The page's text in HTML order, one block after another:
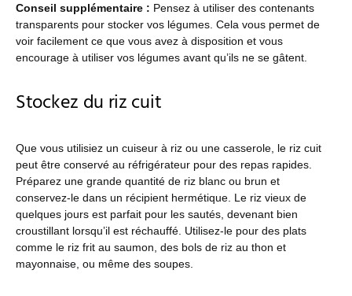
Conseil supplémentaire : Pensez à utiliser des contenants
transparents pour stocker vos légumes. Cela vous permet de
voir facilement ce que vous avez à disposition et vous
encourage à utiliser vos légumes avant qu’ils ne se gâtent.
Stockez du riz cuit
Que vous utilisiez un cuiseur à riz ou une casserole, le riz cuit
peut être conservé au réfrigérateur pour des repas rapides.
Préparez une grande quantité de riz blanc ou brun et
conservez-le dans un récipient hermétique. Le riz vieux de
quelques jours est parfait pour les sautés, devenant bien
croustillant lorsqu’il est réchauffé. Utilisez-le pour des plats
comme le riz frit au saumon, des bols de riz au thon et
mayonnaise, ou même des soupes.